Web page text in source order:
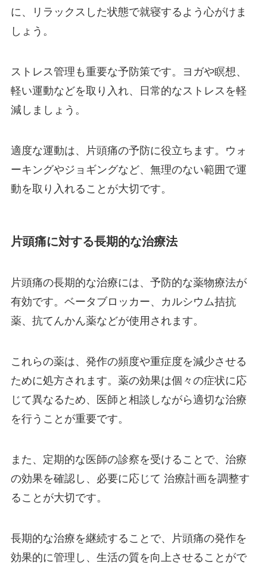
に、リラックスした状態で就寝するよう心がけま
しょう。
ストレス管理も重要な予防策です。ヨガや瞑想、
軽い運動などを取り入れ、日常的なストレスを軽
減しましょう。
適度な運動は、片頭痛の予防に役立ちます。ウォ
ーキングやジョギングなど、無理のない範囲で運
動を取り入れることが大切です。
片頭痛に対する長期的な治療法
片頭痛の長期的な治療には、予防的な薬物療法が
有効です。ベータブロッカー、カルシウム拮抗
薬、抗てんかん薬などが使用されます。
これらの薬は、発作の頻度や重症度を減少させる
ために処方されます。薬の効果は個々の症状に応
じて異なるため、医師と相談しながら適切な治療
を行うことが重要です。
また、定期的な医師の診察を受けることで、治療
の効果を確認し、必要に応じて 治療計画を調整す
ることが大切です。
長期的な治療を継続することで、片頭痛の発作を
効果的に管理し、生活の質を向上させることがで